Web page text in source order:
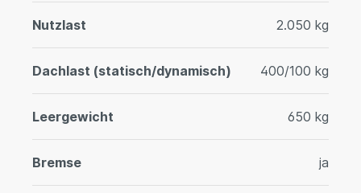
Nutzlast 2.050 kg
Dachlast (statisch/dynamisch) 400/100 kg
Leergewicht 650 kg
Bremse ja